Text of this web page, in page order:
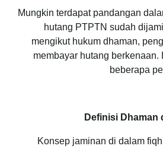
Mungkin terdapat pandangan
hutang PTPTN sudah
mengikut hukum dhaman,
membayar hutang
beberapa
Definisi
Konsep jaminan di dalam